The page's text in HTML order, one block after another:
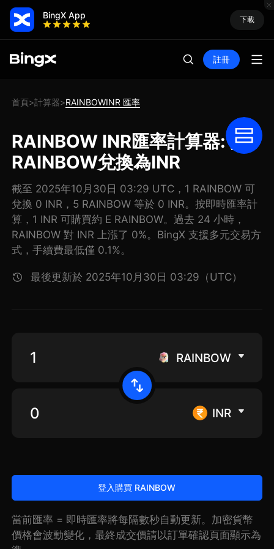
BingX App 下載
註冊
首頁>計算器>RAINBOWINR 匯率
RAINBOW INR匯率計算器: 把
RAINBOW兌換為INR
截至 2025年10月30日 03:29 UTC，1 RAINBOW 可
兌換 0 INR，5 RAINBOW 等於 0 INR。按即時匯率計
算，1 INR 可購買約 E RAINBOW。過去 24 小時，
RAINBOW 對 INR 上漲了 0%。BingX 支援多元交易方
式，手續費最低僅 0.1%。
最後更新於 2025年10月30日 03:29（UTC）
RAINBOW
INR
登入購買 RAINBOW
當前匯率 = 即時匯率將每隔數秒自動更新。加密貨幣
價格會波動變化，最終成交價請以訂單確認頁面顯示為